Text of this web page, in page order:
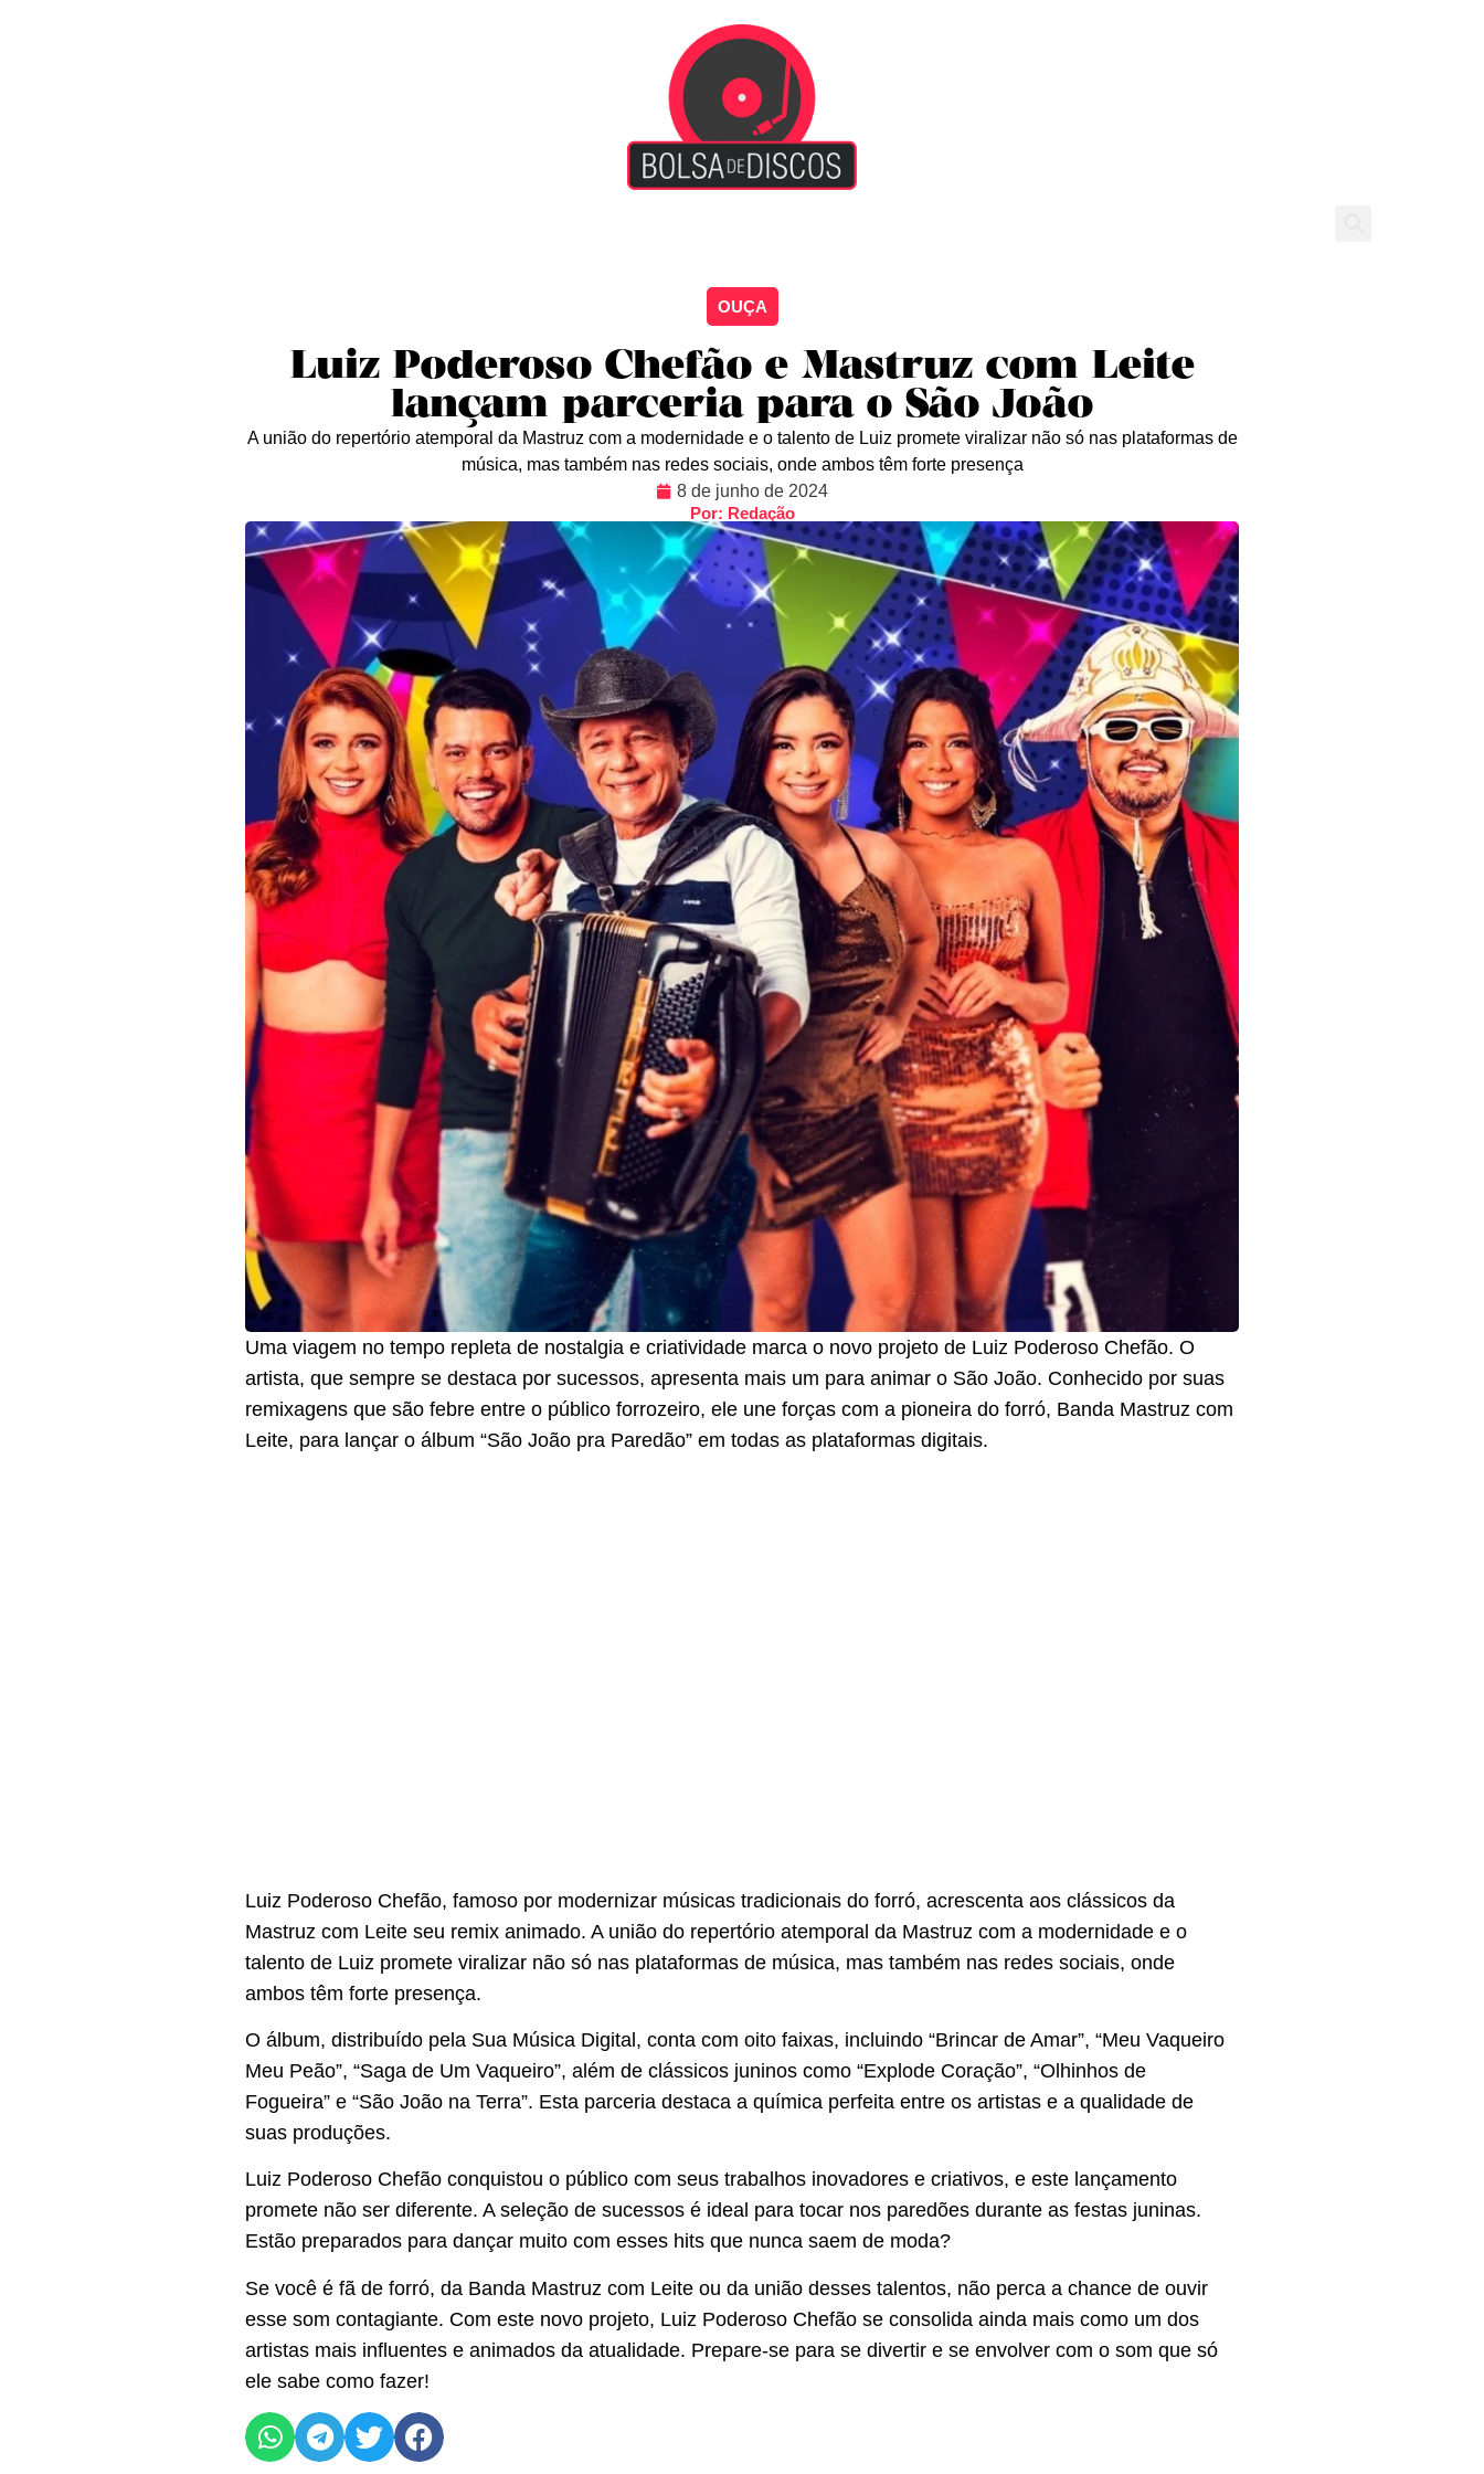
OUÇA
Luiz Poderoso Chefão e Mastruz com Leite
lançam parceria para o São João
A união do repertório atemporal da Mastruz com a modernidade e o talento de Luiz promete viralizar não só nas plataformas de
música, mas também nas redes sociais, onde ambos têm forte presença
8 de junho de 2024
Por: Redação
Uma viagem no tempo repleta de nostalgia e criatividade marca o novo projeto de Luiz Poderoso Chefão. O
artista, que sempre se destaca por sucessos, apresenta mais um para animar o São João. Conhecido por suas
remixagens que são febre entre o público forrozeiro, ele une forças com a pioneira do forró, Banda Mastruz com
Leite, para lançar o álbum “São João pra Paredão” em todas as plataformas digitais.
Luiz Poderoso Chefão, famoso por modernizar músicas tradicionais do forró, acrescenta aos clássicos da
Mastruz com Leite seu remix animado. A união do repertório atemporal da Mastruz com a modernidade e o
talento de Luiz promete viralizar não só nas plataformas de música, mas também nas redes sociais, onde
ambos têm forte presença.
O álbum, distribuído pela Sua Música Digital, conta com oito faixas, incluindo “Brincar de Amar”, “Meu Vaqueiro
Meu Peão”, “Saga de Um Vaqueiro”, além de clássicos juninos como “Explode Coração”, “Olhinhos de
Fogueira” e “São João na Terra”. Esta parceria destaca a química perfeita entre os artistas e a qualidade de
suas produções.
Luiz Poderoso Chefão conquistou o público com seus trabalhos inovadores e criativos, e este lançamento
promete não ser diferente. A seleção de sucessos é ideal para tocar nos paredões durante as festas juninas.
Estão preparados para dançar muito com esses hits que nunca saem de moda?
Se você é fã de forró, da Banda Mastruz com Leite ou da união desses talentos, não perca a chance de ouvir
esse som contagiante. Com este novo projeto, Luiz Poderoso Chefão se consolida ainda mais como um dos
artistas mais influentes e animados da atualidade. Prepare-se para se divertir e se envolver com o som que só
ele sabe como fazer!